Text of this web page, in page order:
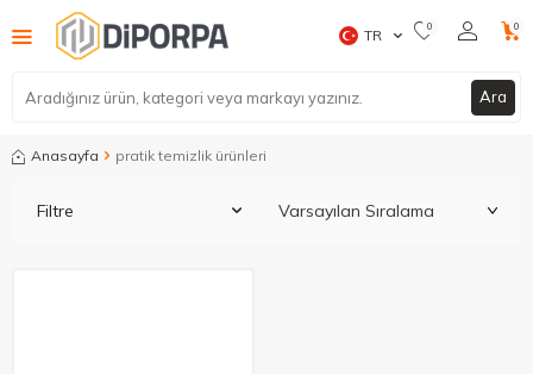
Ara
TR 0 0
Anasayfa pratik temizlik ürünleri
Filtre